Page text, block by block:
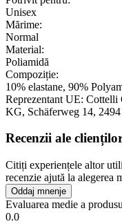
Unisex
Mărime:
Normal
Material:
Poliamidă
Compoziție:
10% elastane, 90%
Reprezentant UE: Cottelli
KG, Schäferweg 14,
Recenzii ale
Citiți experiențele altor
recenzie ajută la alegerea
Oddaj mnenje
Evaluarea medie a
0.0